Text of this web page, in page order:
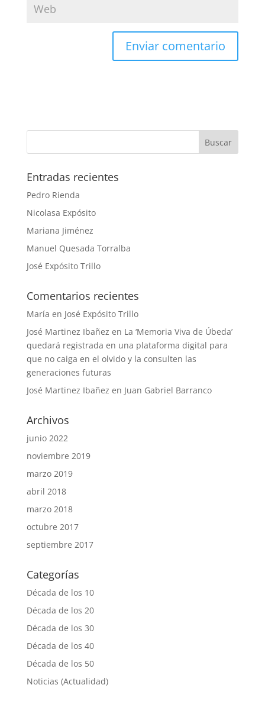
Entradas recientes
Pedro Rienda
Nicolasa Expósito
Mariana Jiménez
Manuel Quesada Torralba
José Expósito Trillo
Comentarios recientes
María en José Expósito Trillo
José Martinez Ibañez en La ‘Memoria Viva de Úbeda’
quedará registrada en una plataforma digital para
que no caiga en el olvido y la consulten las
generaciones futuras
José Martinez Ibañez en Juan Gabriel Barranco
Archivos
junio 2022
noviembre 2019
marzo 2019
abril 2018
marzo 2018
octubre 2017
septiembre 2017
Categorías
Década de los 10
Década de los 20
Década de los 30
Década de los 40
Década de los 50
Noticias (Actualidad)